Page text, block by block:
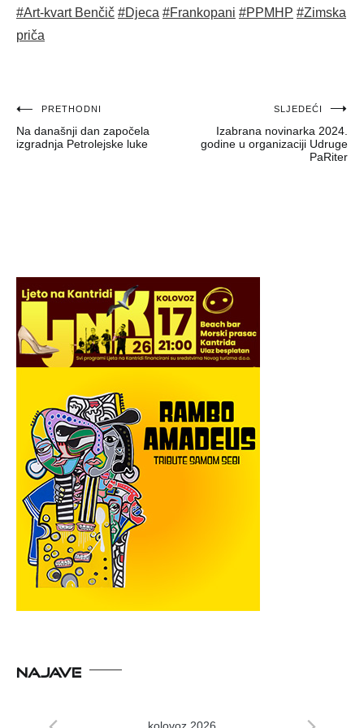
#Art-kvart Benčič #Djeca #Frankopani #PPMHP #Zimska
priča
Navigacija
objava
PRETHODNI
Na današnji dan započela
izgradnja Petrolejske luke
SLJEDEĆI
Izabrana novinarka 2024.
godine u organizaciji Udruge
PaRiter
NAJAVE